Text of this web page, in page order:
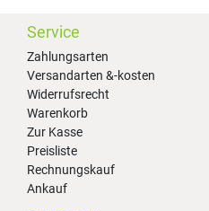
Service
Zahlungsarten
Versandarten &-kosten
Widerrufsrecht
Warenkorb
Zur Kasse
Preisliste
Rechnungskauf
Ankauf